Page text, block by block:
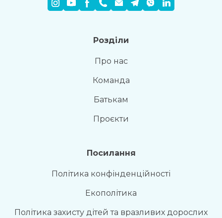
Розділи
Про нас
Команда
Батькам
Проєкти
Посилання
Політика конфінденційності
Екополітика
Політика захисту дітей та вразливих дорослих
найпопулярнішими статтями
Так, будь ласка повідомляйте мене про новини, події та